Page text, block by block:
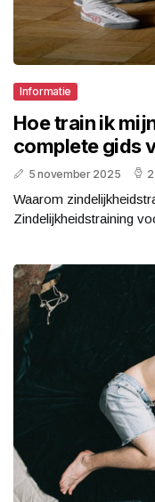
Informatie
Hoe train ik
complete gids
5 november 2025
Waarom
Zindelijkheidstraining